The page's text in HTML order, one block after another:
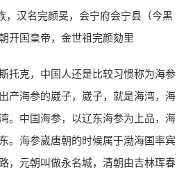
，汉名完颜旻，会宁府会宁县（今黑
开国皇帝，金世祖完颜劾里
托克，中国人还是比较习惯称为海参
产海参的崴子，崴子，就是海湾，海
。中国海参，以辽东海参为上品，海
。海参崴唐朝的时候属于渤海国率宾
，元朝叫做永名城，清朝由吉林珲春